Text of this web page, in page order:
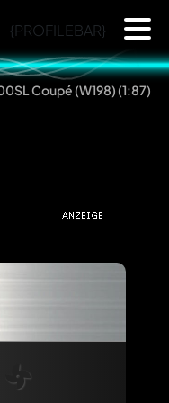
{PROFILEBAR}
Coupé (W198) (1:87)
informiert.